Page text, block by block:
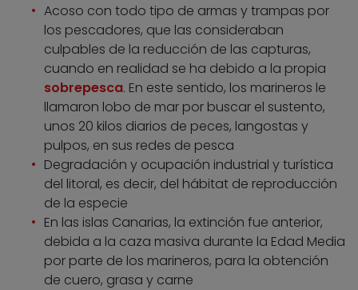
Acoso con todo tipo de armas y trampas por
los pescadores, que las consideraban
culpables de la reducción de las capturas,
cuando en realidad se ha debido a la propia
sobrepesca. En este sentido, los marineros le
llamaron lobo de mar por buscar el sustento,
unos 20 kilos diarios de peces, langostas y
pulpos, en sus redes de pesca
Degradación y ocupación industrial y turística
del litoral, es decir, del hábitat de reproducción
de la especie
En las islas Canarias, la extinción fue anterior,
debida a la caza masiva durante la Edad Media
por parte de los marineros, para la obtención
de cuero, grasa y carne